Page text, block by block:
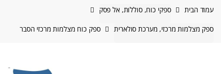
עמוד הבית ספקי כוח, סוללות, אל פסק
ספק מצלמות מרכזי, מערכת סולארית ספק כוח מצלמות מרכזי הסבר